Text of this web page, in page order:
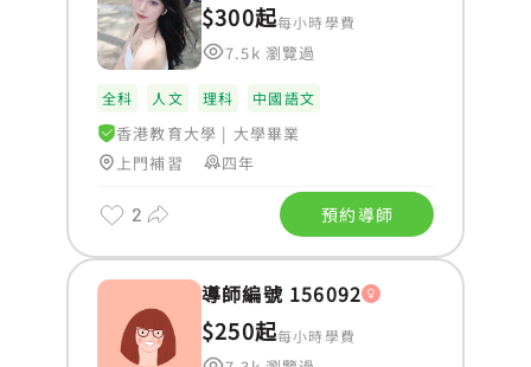
$300起每小時學費
7.5k 瀏覽過
全科 人文 理科 中國語文
香港教育大學 | 大學畢業
上門補習
四年
2 預約導師
導師編號 156092
$250起每小時學費